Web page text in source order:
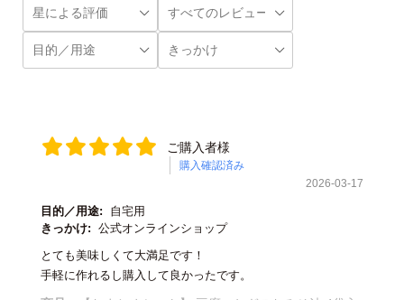
ご購入者様
購入確認済み
2026-03-17
目的／用途:
自宅用
きっかけ: 公式オンラインショップ
とても美味しくて大満足です！
手軽に作れるし購入して良かったです。